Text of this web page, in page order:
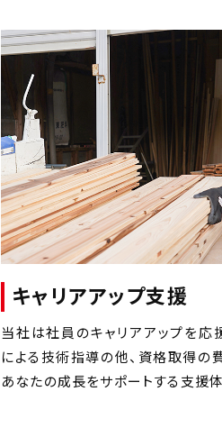
キャリアアップ支援
当社は社員のキャリアアップを応
による技術指導の他、資格取得の
あなたの成長をサポートする支援